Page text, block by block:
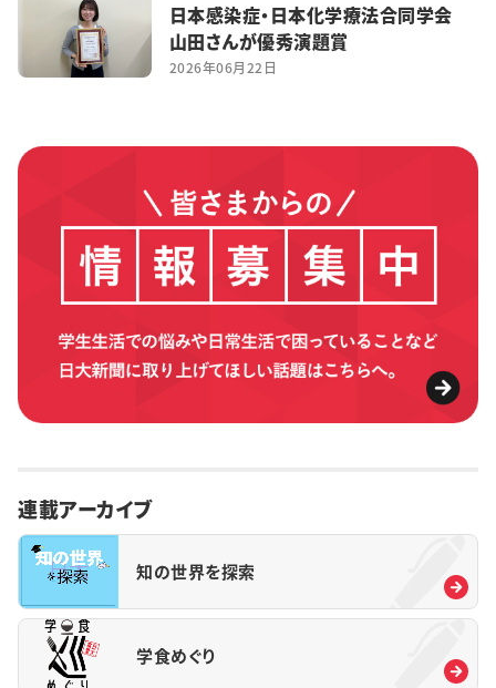
日本感染症・日本化学療法合同学会
山田さんが優秀演題賞
2026年06月22日
連載アーカイブ
知の世界を探索
学食めぐり